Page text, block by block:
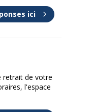
ici
retrait de votre
l'espace